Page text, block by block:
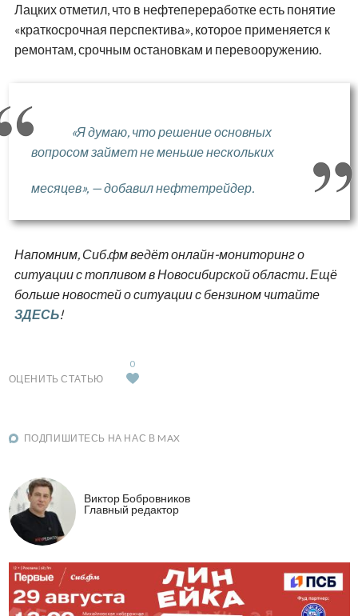
Лацких отметил, что в нефтепереработке есть понятие
«краткосрочная перспектива», которое применяется к
ремонтам, срочным остановкам и перевооружению.
«Я думаю, что решение основных
вопросом займет не меньше нескольких
месяцев», — добавил нефтетрейдер.
Напомним, Сиб.фм ведёт онлайн-мониторинг о
ситуации с топливом в Новосибирской области. Ещё
больше новостей о ситуации с бензином читайте
ЗДЕСЬ!
ОЦЕНИТЬ СТАТЬЮ
0
ПОДПИШИТЕСЬ НА НАС В MAX
Виктор Бобровников
Главный редактор